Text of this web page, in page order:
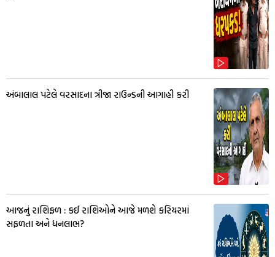
અંબાલાલ પટેલે વરસાદના ત્રીજા રાઉન્ડની આગાહી કરી
આજનું રાશિફળ : કઈ રાશિઓને આજે મળશે કરિયરમાં
સફળતા અને ધનલાભ?